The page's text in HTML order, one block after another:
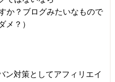
か？ブログみたいなもので
メ？）
ン対策としてアフィリエイ